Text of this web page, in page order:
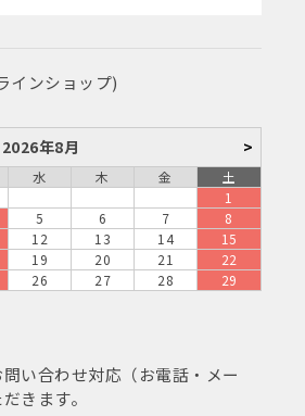
インショップ)
2026年8月 >
水 木 金
土
1
5 6 7
8
12 13 14
15
19 20 21
22
26 27 28
29
い合わせ対応（お電話・メー
きます。